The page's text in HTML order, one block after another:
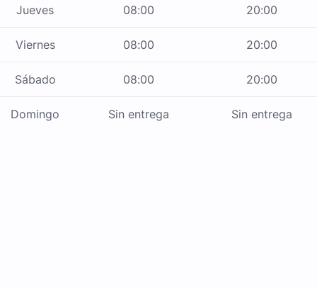
Jueves 08:00 20:00
Viernes 08:00 20:00
Sábado 08:00 20:00
Domingo Sin entrega Sin entrega